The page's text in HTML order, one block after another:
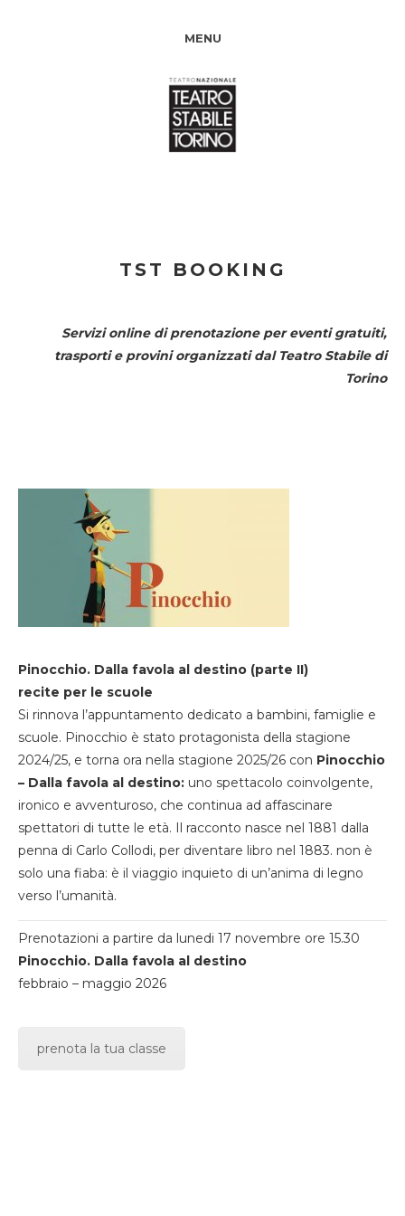
MENU
TST BOOKING
Servizi online di prenotazione per eventi gratuiti,
trasporti e provini organizzati dal Teatro Stabile di
Torino
Pinocchio. Dalla favola al destino (parte II)
recite per le scuole
Si rinnova l’appuntamento dedicato a bambini, famiglie e
scuole. Pinocchio è stato protagonista della stagione
2024/25, e torna ora nella stagione 2025/26 con Pinocchio
– Dalla favola al destino: uno spettacolo coinvolgente,
ironico e avventuroso, che continua ad affascinare
spettatori di tutte le età. Il racconto nasce nel 1881 dalla
penna di Carlo Collodi, per diventare libro nel 1883. non è
solo una fiaba: è il viaggio inquieto di un’anima di legno
verso l’umanità.
Prenotazioni a partire da lunedi 17 novembre ore 15.30
Pinocchio. Dalla favola al destino
febbraio – maggio 2026
prenota la tua classe